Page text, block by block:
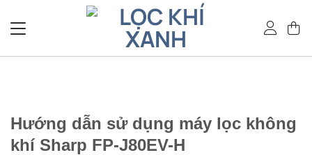
qua
nội
dung
Hướng dẫn sử dụng máy lọc không
khí Sharp FP-J80EV-H